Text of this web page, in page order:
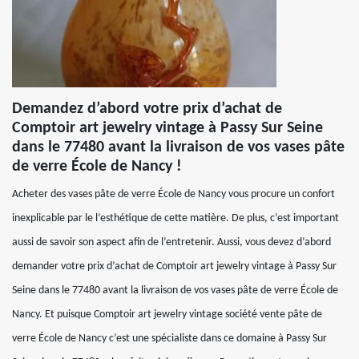
Demandez d’abord votre prix d’achat de
Comptoir art jewelry vintage à Passy Sur Seine
dans le 77480 avant la livraison de vos vases pâte
de verre École de Nancy !
Acheter des vases pâte de verre École de Nancy vous procure un confort
inexplicable par le l’esthétique de cette matière. De plus, c’est important
aussi de savoir son aspect afin de l’entretenir. Aussi, vous devez d’abord
demander votre prix d’achat de Comptoir art jewelry vintage à Passy Sur
Seine dans le 77480 avant la livraison de vos vases pâte de verre École de
Nancy. Et puisque Comptoir art jewelry vintage société vente pâte de
verre École de Nancy c’est une spécialiste dans ce domaine à Passy Sur